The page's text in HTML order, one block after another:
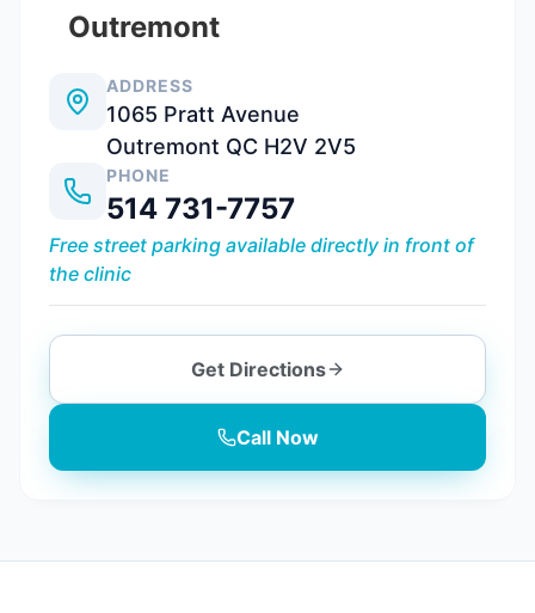
Outremont
ADDRESS
1065 Pratt Avenue
Outremont QC H2V 2V5
PHONE
514 731-7757
Free street parking available directly in front of
the clinic
Get Directions
Call Now